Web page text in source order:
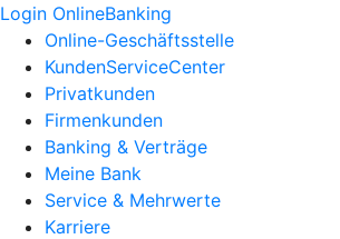
Login OnlineBanking
Online-Geschäftsstelle
KundenServiceCenter
Privatkunden
Firmenkunden
Banking & Verträge
Meine Bank
Service & Mehrwerte
Karriere